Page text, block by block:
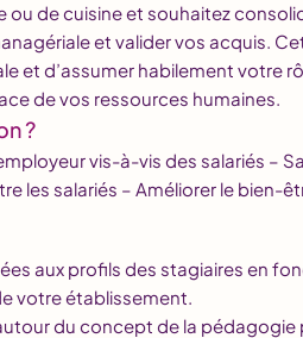
ou de cuisine et souhaitez
et valider vos acquis.
et d’assumer habilement votre
de vos ressources humaines.
?
vis-à-vis des salariés –
les salariés – Améliorer le bien-
aux profils des stagiaires en
votre établissement.
du concept de la pédagogie